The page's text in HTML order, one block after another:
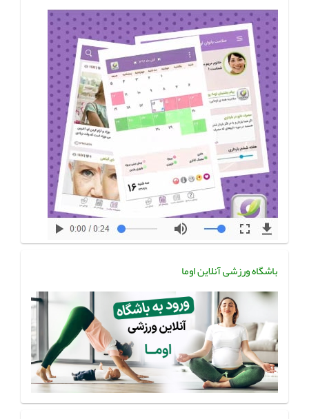
باشگاه ورزشی آنلاین اوما